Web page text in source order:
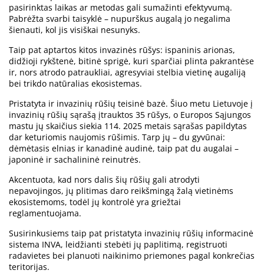
pasirinktas laikas ar metodas gali sumažinti efektyvumą.
Pabrėžta svarbi taisyklė – nupurškus augalą jo negalima
šienauti, kol jis visiškai nesunyks.
Taip pat aptartos kitos invazinės rūšys: ispaninis arionas,
didžioji rykštenė, bitinė sprigė, kuri sparčiai plinta pakrantėse
ir, nors atrodo patraukliai, agresyviai stelbia vietinę augaliją
bei trikdo natūralias ekosistemas.
Pristatyta ir invazinių rūšių teisinė bazė. Šiuo metu Lietuvoje į
invazinių rūšių sąrašą įtrauktos 35 rūšys, o Europos Sąjungos
mastu jų skaičius siekia 114. 2025 metais sąrašas papildytas
dar keturiomis naujomis rūšimis. Tarp jų – du gyvūnai:
dėmėtasis elnias ir kanadinė audinė, taip pat du augalai –
japoninė ir sachalininė reinutrės.
Akcentuota, kad nors dalis šių rūšių gali atrodyti
nepavojingos, jų plitimas daro reikšmingą žalą vietinėms
ekosistemoms, todėl jų kontrolė yra griežtai
reglamentuojama.
Susirinkusiems taip pat pristatyta invazinių rūšių informacinė
sistema INVA, leidžianti stebėti jų paplitimą, registruoti
radavietes bei planuoti naikinimo priemones pagal konkrečias
teritorijas.